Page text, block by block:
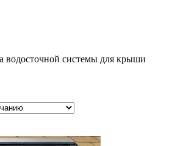
водосточной системы для крыши